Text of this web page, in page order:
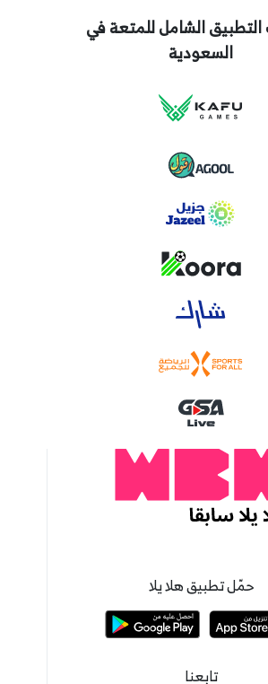
حمّل تطبيق هلا يلا
تابعنا
الشامل للمتعة في
السعودية